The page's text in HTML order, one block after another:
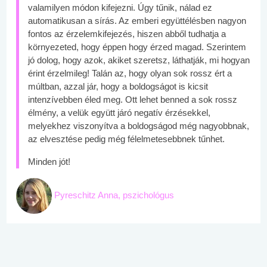
valamilyen módon kifejezni. Úgy tűnik, nálad ez
automatikusan a sírás. Az emberi együttélésben nagyon
fontos az érzelemkifejezés, hiszen abből tudhatja a
környezeted, hogy éppen hogy érzed magad. Szerintem
jó dolog, hogy azok, akiket szeretsz, láthatják, mi hogyan
érint érzelmileg! Talán az, hogy olyan sok rossz ért a
múltban, azzal jár, hogy a boldogságot is kicsit
intenzívebben éled meg. Ott lehet benned a sok rossz
élmény, a velük együtt járó negatív érzésekkel,
melyekhez viszonyítva a boldogságod még nagyobbnak,
az elvesztése pedig még félelmetesebbnek tűnhet.
Minden jót!
Pyreschitz Anna, pszichológus